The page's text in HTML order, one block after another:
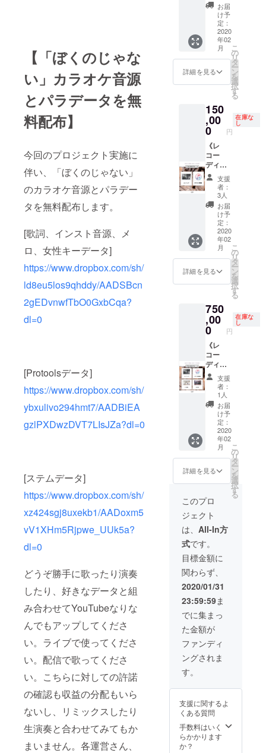
【「ぼくのじゃな
い」カラオケ音源
とパラデータを無
料配布】
今回のプロジェクト実施に
伴い、「ぼくのじゃない」
のカラオケ音源とパラデー
タを無料配布します。
[歌詞、インスト音源、メ
ロ、女性キーデータ]
https://www.dropbox.com/sh/
ld8eu5los9qhddy/AADSBcn
2gEDvnwfTbO0GxbCqa?
dl=0
[Protoolsデータ]
https://www.dropbox.com/sh/
ybxulivo294hmt7/AADBiEA
gzlPXDwzDVT7LIsJZa?dl=0
[ステムデータ]
https://www.dropbox.com/sh/
xz424sgj8uxekb1/AADoxm5
vV1XHm5Rjpwe_UUk5a?
dl=0
どうぞ勝手に歌ったり演奏
したり、好きなデータと組
み合わせてYouTubeなりな
んでもアップしてくださ
い。ライブで使ってくださ
い。配信で歌ってくださ
い。こちらに対しての許諾
の確認も収益の分配もいら
ないし、リミックスしたり
生演奏と合わせてみてもか
まいません。各運営さん、
UP等の
個別対
応は致
しかね
ます。
※送付に
ご案
内、注
者へ随
時
CAMPF
メッ
セージ
にて送
信致し
ます。
必ず受
信可能
なメー
ルアド
レスの
設定を
お願い
す。
て頂
き、そ
のテイ
クのみ
を送付
お願い
致しま
す(コー
もベス
トテイ
クのみ)
※録り音
の段階
でノイ
ズやク
ラック
音が無
い事を
事前に
ご自身
でもご
確認下
さい。
※トラッ
クアレ
ンジを
ラック
のステ
ムと、
2mixの
トラッ
クをそ
れぞれ
送付お
願い致
しま
す。 ※
リター
ンは
CAMPF
IRE内
メッ
セージ
より
gigafile
データ
付いた
しま
す。ダ
ウン
ロード
期限が
ござい
ますの
期限内
のダウ
ンロー
ドをお
願い致
しま
す。期
場合
は、再
UP等の
個別対
応は致
しかね
ロード
期限が
ござい
ますの
で必ず
期限内
のダウ
ンロー
す。期
限を経
過する
場合
は、再
UP等の
個別対
応は致
しかね
ます。
※現地ま
での交
通費、
宿泊費
に関し
まして
は支援
者様の
す。予
めご了
承くだ
さい。
ご希望
には沿
いかね
ますの
でご注
意くだ
さい。
※リター
ンは
CAMPF
メッ
セージ
より
gigafile
などの
データ
便で送
付いた
しま
す。ダ
ウン
ロード
期限が
ござい
ますの
で必ず
期限内
のダウ
ンロー
ドをお
しま
す。期
限を経
過する
場合
は、再
UP等の
個別対
応は致
しかね
ます。
※現地ま
での交
通費、
宿泊費
に関し
まして
は支援
者様の
自己負
担とな
りま
す。予
めご了
承くだ
さい。
す為、
必ず参
加が可
能な方
のみ支
援をお
願い致
しま
す。万
が一、
のスケ
ジュー
ル都合
等によ
り実施
が不可
となる
場合の
責任は
負いか
ねま
す。 ※
時間は
10:00～
18:00
で、こ
ちらか
らの割
り振り
となり
時間の
ご希望
には沿
いかね
ますの
でご注
意くだ
さい。
※リター
ンは
CAMPF
IRE内
メッ
セージ
より
gigafile
などの
データ
便で送
付いた
しま
す。ダ
ウン
ロード
期限が
ござい
ますの
で必ず
期限内
のダウ
ンロー
ドをお
願い致
しま
す。期
限を経
過する
場合
個別対
しかね
ます。
※権利譲
渡 に関
しまし
にて個
別に送
信致し
ます。
必ず受
信可能
なメー
ルアド
レスの
設定を
致しま
す。 ※
撮影日
程は上
記のみ
となり
ます
為、必
ず参加
が可能
な方の
み支援
をお願
い致し
ます。
万が
一、支
援者の
スケ
ジュー
等によ
り実施
が不可
となる
場合の
責任は
負いか
ねま
す。 ※
時間は
10:00〜
22:00
で、こ
ちらか
らの割
り振り
となり
ます。
時間の
ご希望
には沿
いかね
ますの
でご注
意くだ
さい。
※リター
ンは
CAMPF
IRE内
メッ
セージ
より
gigafile
などの
データ
便で送
付いた
ウン
期限が
ござい
ますの
で必ず
期限内
時支援
で音源
はレ
コー
ディン
グ音源
に変更
可能 ※
リター
ンに関
案内、
注意事
項、撮
影実施
時間は
2/8頃に
CAMPF
IRE内
メッ
セージ
にて個
別に送
信致し
ます。
必ず受
信可能
なメー
ルアド
レスの
設定を
致しま
す。 ※
撮影日
程は上
記のみ
となり
ます
為、必
ず参加
が可能
な方の
み支援
をお願
い致し
ます。
万が
一、支
援者の
スケ
ジュー
ル都合
等によ
り実施
が不可
となる
場合の
責任は
負いか
ねま
す。 ※
時間は
10:00〜
22:00
で、こ
ちらか
らの割
り振り
となり
ご希望
いかね
ますの
でご注
意くだ
さい。
アー
写・MV
制作を
請け負
い、配
信アル
バムに
収録・
販売・
権利譲
加者の
歌唱と
プロの
エンジ
ニアに
よるMIX
を請け
負い、
MIXされ
た音源
が戻っ
てくる
ほか、2
月14日
に発売
される
アルバ
ムにそ
の音源
を収
売し、
さらに
権利譲
渡も行
う。 ・
参加者
の歌唱
や演奏
録りと
MIXを請
け負
い、MIX
された
音源が
戻って
くるほ
か、 実
際の
セット
とス
タッフ
陣で
アー写
やMV制
作も請
け負う
(MVは
リップ
シーン
を参加
者ver.
に) ※リ
ターン
に関す
るご案
内、注
意事
項、レ
グ、MV
施時間
は2/1に
CAMPF
IRE内
メッ
(火)》
【《平
日》レ
コー
ディン
グコー
ス】 武
瑠指導
の元、
歌唱の
請け負
い、配
信アル
バムに
収録・
販売・
権利譲
渡 ・参
加者の
歌唱と
プロの
エンジ
ニアに
よるMIX
を請け
負い、
MIXされ
た音源
が戻っ
てくる
月14日
に発売
される
配信ア
ルバム
にその
音源を
収録、
販売
し、さ
らに権
利譲渡
も行
う。 ※
リター
ンに関
するご
案内、
注意事
項、レ
コー
ディン
グ実施
時間は
2/1に
CAMPF
IRE内
メッ
セージ
にて個
別に送
信致し
ます。
必ず受
信可能
なメー
ルアド
レスの
致しま
レコー
ディン
グ日程
は上記
のみと
お届
け予
定：
2020
年02
月
詳細を見る
こ
の
リ
タ
ー
ン
を
選
択
す
る
150
,00
0 円
在庫な
し
《レ
コー
ディン
グ日
程：2月
(日)》
【《土
日祝》
レコー
ディン
グコー
ス】 武
瑠指導
の元、
歌唱の
請け負
い、配
信アル
バムに
収録・
販売・
権利譲
渡 ・参
加者の
歌唱と
プロの
エンジ
ニアに
よるMIX
を請け
負い、
MIXされ
た音源
が戻っ
てくる
ほか、2
月14日
に発売
される
配信ア
ルバム
にその
音源を
収録、
販売
し、さ
らに権
利譲渡
も行
う。 ※
リター
ンに関
するご
項、レ
ディン
グ実施
時間は
2/1に
CAMPF
支援
者：
3人
お届
け予
定：
2020
年02
月
詳細を見る
こ
の
リ
タ
ー
ン
を
選
択
す
る
750
,00
0 円
在庫な
し
《レ
コー
ディン
グ日
程：2月
(火)》
《MV撮
影日
程：2月
10日
(月)》
【《平
日》レ
コー
ディン
グ&MV
撮影&
アー写
撮影
コー
ス】 武
瑠指導
の元、
歌唱
REC、
アー
写・MV
制作を
請け負
い、配
信アル
バムに
収録・
渡 ・参
歌唱と
プロの
エンジ
ニアに
よるMIX
支援
者：
1人
お届
け予
定：
2020
年02
月
詳細を見る
こ
の
リ
タ
ー
ン
を
選
択
す
る
このプロ
ジェクト
は、 All-In方
式です。
目標金額に
関わらず、
2020/01/31
23:59:59ま
でに集まっ
た金額が
ファンディ
ングされま
す。
支援に関するよ
くある質問
手数料はいく
らかかります
か？